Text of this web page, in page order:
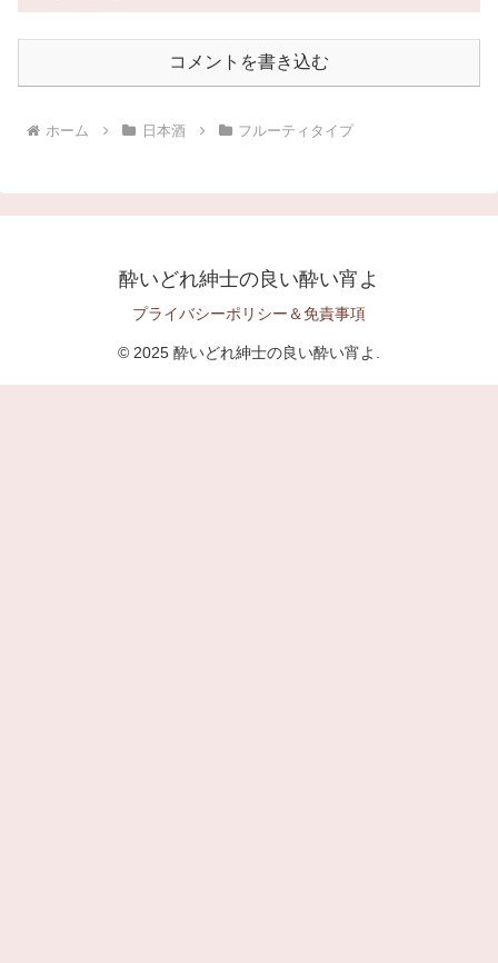
コメントを書き込む
ホーム 日本酒 フルーティタイプ
酔いどれ紳士の良い酔い宵よ
プライバシーポリシー＆免責事項
© 2025 酔いどれ紳士の良い酔い宵よ.